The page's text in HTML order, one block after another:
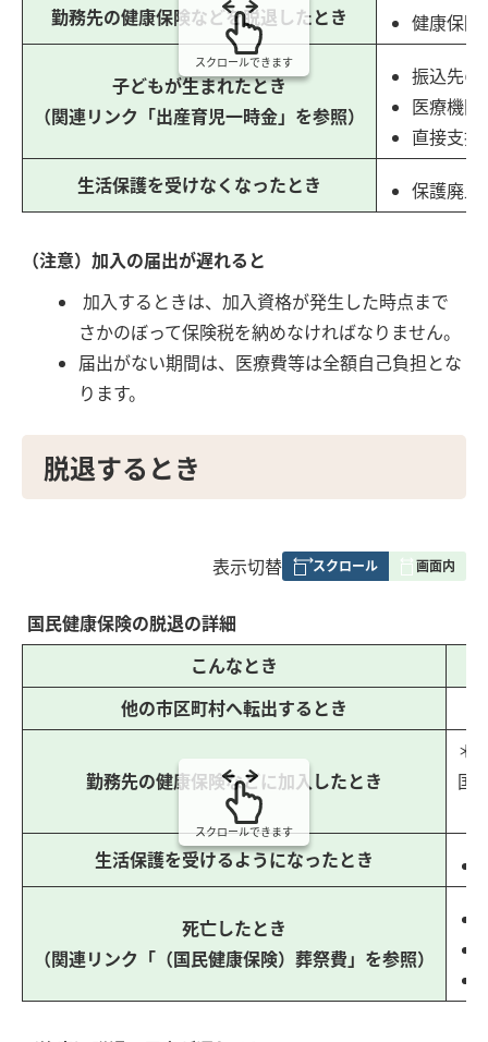
勤務先の健康保険などを脱退したとき
健康保険
子どもが生まれたとき
（関連リンク「出産育児一時金」を参照）
振込先の
医療機関
直接支
生活保護を受けなくなったとき
保護廃止
スクロールできます
（注意）加入の届出が遅れると
加入するときは、加入資格が発生した時点まで
さかのぼって保険税を納めなければなりません。
届出がない期間は、医療費等は全額自己負担とな
ります。
脱退するとき
表
み
の
表示切替
国民健康保険の脱退の詳細
こんなとき
他の市区町村へ転出するとき
勤務先の健康保険などに加入したとき
＊
国
生活保護を受けるようになったとき
死亡したとき
（関連リンク「（国民健康保険）葬祭費」を参照）
スクロールできます